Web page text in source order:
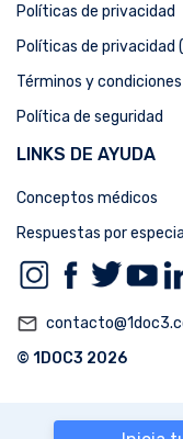
Políticas de privacidad
Políticas de privacidad
Términos y condiciones
Política de seguridad
LINKS DE AYUDA
Conceptos médicos
Respuestas por
mail_outline
© 1DOC3 2026